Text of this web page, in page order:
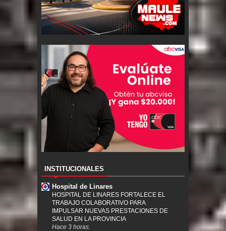
INSTITUCIONALES
Hospital de Linares
HOSPITAL DE LINARES FORTALECE EL
TRABAJO COLABORATIVO PARA
IMPULSAR NUEVAS PRESTACIONES DE
SALUD EN LA PROVINCIA
Hace 3 horas.